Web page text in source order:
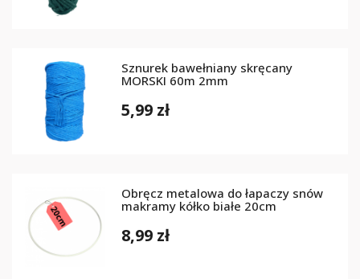
Sznurek bawełniany skręcany
MORSKI 60m 2mm
5,99 zł
Obręcz metalowa do łapaczy snów
makramy kółko białe 20cm
8,99 zł